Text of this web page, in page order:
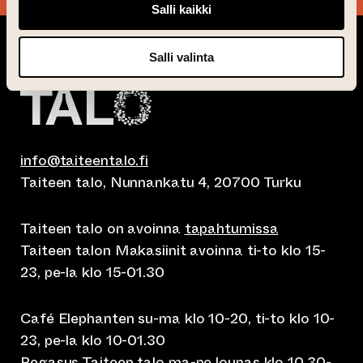
Salli kaikki
Salli valinta
info@taiteentalo.fi
Taiteen talo, Nunnankatu 4, 20700 Turku
Taiteen talo on avoinna tapahtumissa
Taiteen talon Makasiinit avoinna ti-to klo 15-
23, pe-la klo 15-01.30
Café Elephanten su-ma klo 10-20, ti-to klo 10-
23, pe-la klo 10-01.30